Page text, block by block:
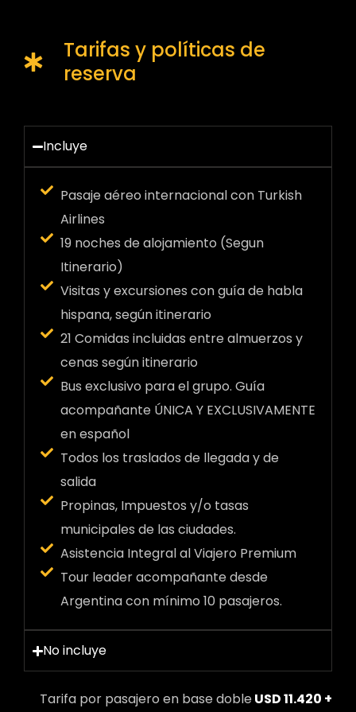
Tarifas y políticas de
reserva
Incluye
Pasaje aéreo internacional con Turkish
Airlines
19 noches de alojamiento (Segun
Itinerario)
Visitas y excursiones con guía de habla
hispana, según itinerario
21 Comidas incluidas entre almuerzos y
cenas según itinerario
Bus exclusivo para el grupo. Guía
acompañante ÚNICA Y EXCLUSIVAMENTE
en español
Todos los traslados de llegada y de
salida
Propinas, Impuestos y/o tasas
municipales de las ciudades.
Asistencia Integral al Viajero Premium
Tour leader acompañante desde
Argentina con mínimo 10 pasajeros.
No incluye
Tarifa por pasajero en base dobleUSD 11.420 +